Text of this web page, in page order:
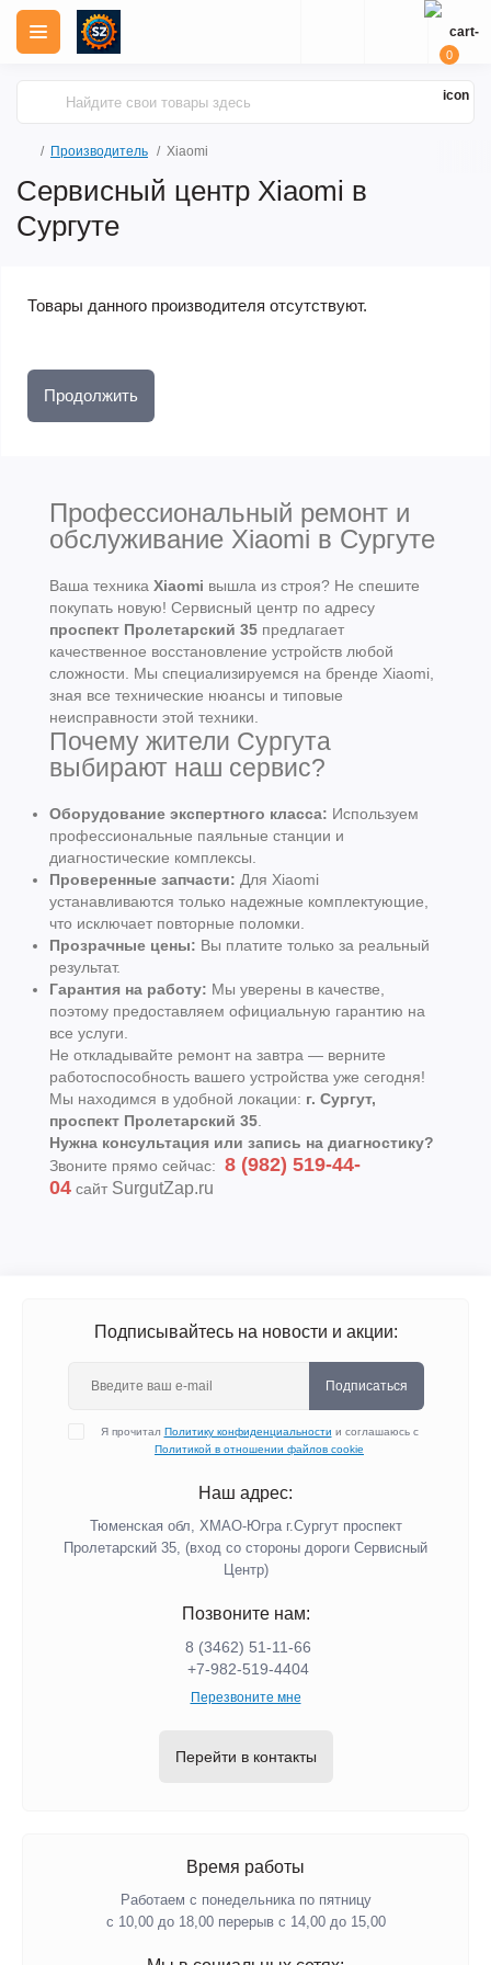
0
Производитель Xiaomi
Сервисный центр Xiaomi в
Сургуте
Товары данного производителя отсутствуют.
Продолжить
Профессиональный ремонт и
обслуживание Xiaomi в Сургуте
Ваша техника Xiaomi вышла из строя? Не спешите
покупать новую! Сервисный центр по адресу
проспект Пролетарский 35 предлагает
качественное восстановление устройств любой
сложности. Мы специализируемся на бренде Xiaomi,
зная все технические нюансы и типовые
неисправности этой техники.
Почему жители Сургута
выбирают наш сервис?
Оборудование экспертного класса: Используем
профессиональные паяльные станции и
диагностические комплексы.
Проверенные запчасти: Для Xiaomi
устанавливаются только надежные комплектующие,
что исключает повторные поломки.
Прозрачные цены: Вы платите только за реальный
результат.
Гарантия на работу: Мы уверены в качестве,
поэтому предоставляем официальную гарантию на
все услуги.
Не откладывайте ремонт на завтра — верните
работоспособность вашего устройства уже сегодня!
Мы находимся в удобной локации: г. Сургут,
проспект Пролетарский 35
Нужна консультация или запись на диагностику?
Звоните прямо сейчас: 8 (982) 519-44-
04 сайт SurgutZap.ru
Подписывайтесь на новости и акции:
Подписаться
Я прочитал Политику конфиденциальности и соглашаюсь с
Политикой в отношении файлов cookie
Наш адрес:
Тюменская обл, ХМАО-Югра г.Сургут проспект
Пролетарский 35, (вход со стороны дороги Сервисный
Центр)
Позвоните нам:
8 (3462) 51-11-66
+7-982-519-4404
Перезвоните мне
Перейти в контакты
Время работы
Работаем с понедельника по пятницу
с 10,00 до 18,00 перерыв с 14,00 до 15,00